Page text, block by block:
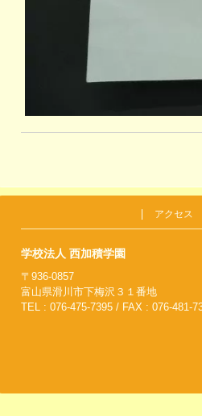
アクセス
学校法人 西加積学園
〒936-0857
富山県滑川市下梅沢３１番地
TEL : 076-475-7395 / FAX : 076-481-